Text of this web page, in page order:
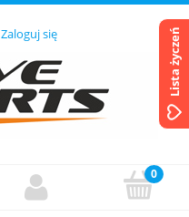
Zaloguj się Lista życzeń